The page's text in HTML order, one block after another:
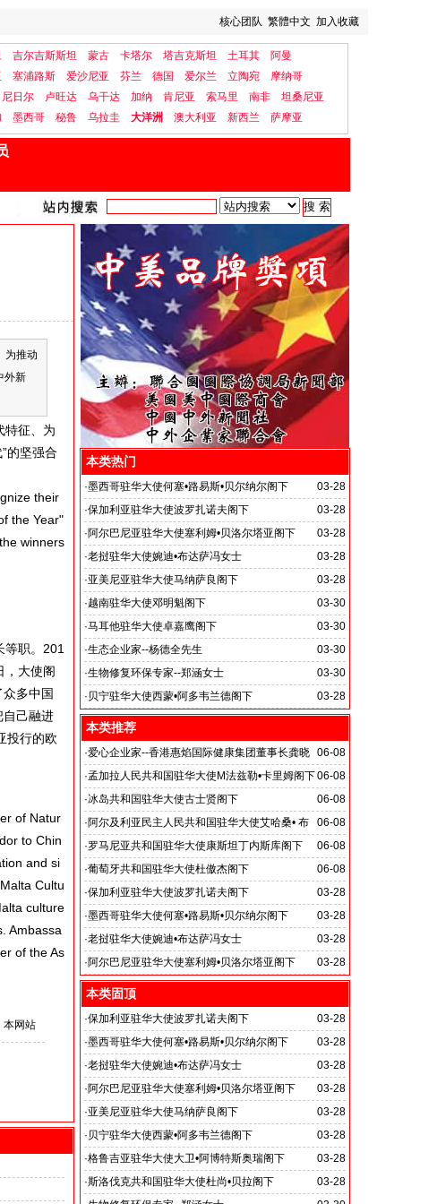
核心团队 繁體中文 加入收藏
吉尔吉斯斯坦 蒙古 卡塔尔 塔吉克斯坦 土耳其
阿曼
塞浦路斯 爱沙尼亚 芬兰 德国 爱尔兰 立陶宛
摩纳哥
尼日尔 卢旺达 乌干达 加纳 肯尼亚 索马里 南非
坦桑尼亚
墨西哥 秘鲁 乌拉圭 大洋洲 澳大利亚 新西兰 萨摩亚
为推动
外新
特征、为
的坚强合
their
the Year"
winners
职。201
，大使阁
多中国
自己融进
投行的欧
of Natur
to Chin
and si
Cultu
culture
Ambassa
of the As
网站
本类热门
03-28
·墨西哥驻华大使何塞•路易斯•贝尔纳尔阁下
03-28
·保加利亚驻华大使波罗扎诺夫阁下
03-28
·阿尔巴尼亚驻华大使塞利姆•贝洛尔塔亚阁下
03-28
·老挝驻华大使婉迪•布达萨冯女士
03-28
·亚美尼亚驻华大使马纳萨良阁下
03-30
·越南驻华大使邓明魁阁下
03-30
·马耳他驻华大使卓嘉鹰阁下
03-30
·生态企业家--杨德全先生
03-30
·生物修复环保专家--郑涵女士
03-28
· 贝宁驻华大使西蒙•阿多韦兰德阁下
本类推荐
06-08
·爱心企业家--香港惠焰国际健康集团董事长龚晓
玲女士
06-08
·孟加拉人民共和国驻华大使M法兹勒•卡里姆阁下
06-08
·冰岛共和国驻华大使古士贤阁下
06-08
·阿尔及利亚民主人民共和国驻华大使艾哈桑• 布
哈利法阁下
06-08
·罗马尼亚共和国驻华大使康斯坦丁内斯库阁下
06-08
·葡萄牙共和国驻华大使杜傲杰阁下
03-28
·保加利亚驻华大使波罗扎诺夫阁下
03-28
·墨西哥驻华大使何塞•路易斯•贝尔纳尔阁下
03-28
·老挝驻华大使婉迪•布达萨冯女士
03-28
·阿尔巴尼亚驻华大使塞利姆•贝洛尔塔亚阁下
本类固顶
03-28
·保加利亚驻华大使波罗扎诺夫阁下
03-28
·墨西哥驻华大使何塞•路易斯•贝尔纳尔阁下
03-28
·老挝驻华大使婉迪•布达萨冯女士
03-28
·阿尔巴尼亚驻华大使塞利姆•贝洛尔塔亚阁下
03-28
·亚美尼亚驻华大使马纳萨良阁下
03-28
· 贝宁驻华大使西蒙•阿多韦兰德阁下
03-28
·格鲁吉亚驻华大使大卫•阿博特斯奥瑞阁下
03-28
·斯洛伐克共和国驻华大使杜尚•贝拉阁下